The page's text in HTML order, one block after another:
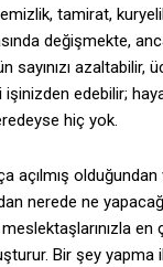
tamirat,
değişmekte,
sayınızı azaltabilir,
edebilir;
hiç yok.
açılmış
nerede ne
meslektaşlarınızla
Bir şey yapma